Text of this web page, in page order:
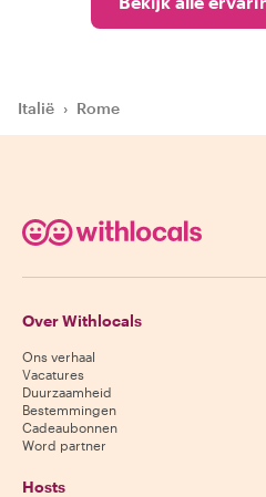
Italië › Rome
Over Withlocals
Ons verhaal
Vacatures
Duurzaamheid
Bestemmingen
Cadeaubonnen
Word partner
Hosts